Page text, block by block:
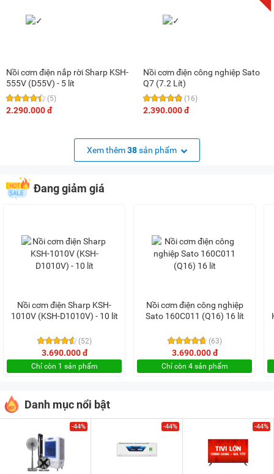
Nồi cơm điện nắp rời Sharp KSH-
555V (D55V) - 5 lít
(5)
2.290.000 đ
Nồi cơm điện công nghiệp Sato
Q7 (7.2 Lít)
(16)
2.390.000 đ
Xem thêm38sản phẩm
Đang giảm giá
Nồi cơm điện Sharp KSH-
1010V (KSH-D1010V) - 10 lít
(52)
3.690.000 đ
Chỉ còn 1 sản phẩm
Nồi cơm điện công nghiệp
Sato 160C011 (Q16) 16 lít
(63)
3.690.000 đ
Chỉ còn 4 sản phẩm
Danh mục nổi bật
-44% -44% -44%